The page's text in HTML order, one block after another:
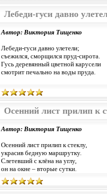
Лебеди-гуси давно
Автор: Виктория Тищенко
Лебеди-гуси давно улетели;
съежился, сморщился пруд-сирота.
Гусь деревянный цветной карусели
смотрит печально на воды пруда.
Осенний лист прилип к
Автор: Виктория Тищенко
Осенний лист прилип к стеклу,
украсив бедную маршрутку.
Слетевший с клёна на углу,
он на окне – вторые сутки.